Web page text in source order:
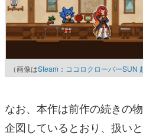
（画像はSteam：ココロクローバーSUN
なお、本作は前作の続きの
企図しているとおり、扱い